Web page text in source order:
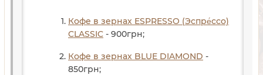
Кофе в зернах ESPRESSO (Эспре́ссо)
CLASSIC - 900грн;
Кофе в зернах BLUE DIAMOND -
850грн;